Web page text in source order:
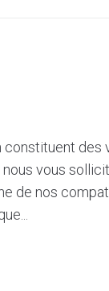
constituent
vous
de nos